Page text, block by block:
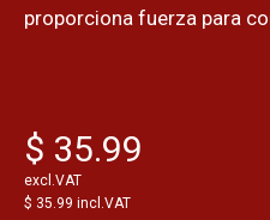
proporciona fuerza para
$ 35.99
excl.VAT
$ 35.99 incl.VAT